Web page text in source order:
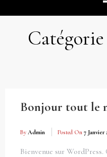
Catégorie
Bonjour tout le
By Admin Posted On 7 Janvier
Bienvenue sur